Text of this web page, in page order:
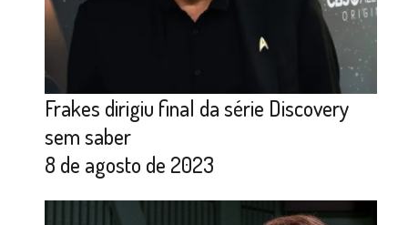
Frakes dirigiu final da série Discovery
sem saber
8 de agosto de 2023